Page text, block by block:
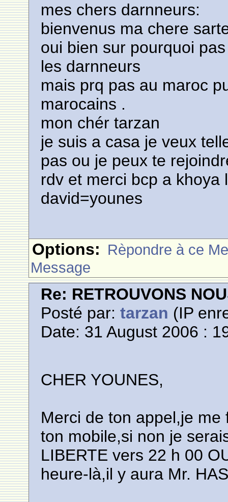
mes chers darnneurs:
bienvenus ma chere
oui bien sur pourquoi
les darnneurs
mais prq pas au maroc
marocains .
mon chér tarzan
je suis a casa je veux
pas ou je peux te
rdv et merci bcp a khoya
david=younes
Options: Rèpondre à ce
Message
Re: RETROUVONS
Posté par:tarzan (IP
Date: 31 August 2006 :
CHER YOUNES,
Merci de ton appel,je
ton mobile,si non je
LIBERTE vers 22 h 00
heure-là,il y aura Mr.